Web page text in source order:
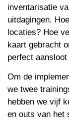
inventarisatie
uitdagingen.
locaties? Hoe
kaart gebracht
perfect
Om de
we twee
hebben we vijf
en outs van het